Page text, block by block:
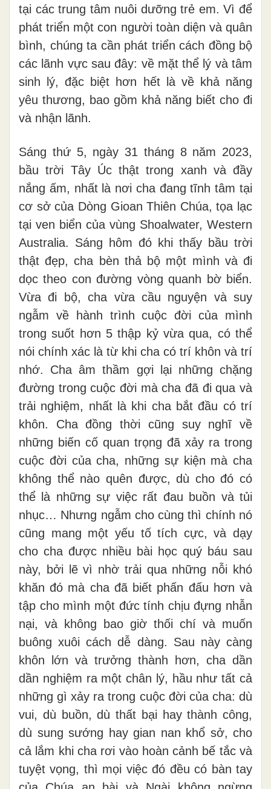
tại các trung tâm nuôi dưỡng trẻ em. Vì để
phát triển một con người toàn diện và quân
bình, chúng ta cần phát triển cách đồng bộ
các lãnh vực sau đây: về mặt thể lý và tâm
sinh lý, đặc biệt hơn hết là về khả năng
yêu thương, bao gồm khả năng biết cho đi
và nhận lãnh.
Sáng thứ 5, ngày 31 tháng 8 năm 2023,
bầu trời Tây Úc thật trong xanh và đầy
nắng ấm, nhất là nơi cha đang tĩnh tâm tại
cơ sở của Dòng Gioan Thiên Chúa, tọa lạc
tại ven biển của vùng Shoalwater, Western
Australia. Sáng hôm đó khi thấy bầu trời
thật đẹp, cha bèn thả bộ một mình và đi
dọc theo con đường vòng quanh bờ biển.
Vừa đi bộ, cha vừa cầu nguyện và suy
ngẫm về hành trình cuộc đời của mình
trong suốt hơn 5 thập kỷ vừa qua, có thể
nói chính xác là từ khi cha có trí khôn và trí
nhớ. Cha âm thầm gợi lại những chặng
đường trong cuộc đời mà cha đã đi qua và
trải nghiệm, nhất là khi cha bắt đầu có trí
khôn. Cha đồng thời cũng suy nghĩ về
những biến cố quan trọng đã xảy ra trong
cuộc đời của cha, những sự kiện mà cha
không thể nào quên được, dù cho đó có
thể là những sự việc rất đau buồn và tủi
nhục… Nhưng ngẫm cho cùng thì chính nó
cũng mang một yếu tố tích cực, và dạy
cho cha được nhiều bài học quý báu sau
này, bởi lẽ vì nhờ trải qua những nỗi khó
khăn đó mà cha đã biết phấn đấu hơn và
tập cho mình một đức tính chịu đựng nhẫn
nại, và không bao giờ thối chí và muốn
buông xuôi cách dễ dàng. Sau này càng
khôn lớn và trưởng thành hơn, cha dần
dần nghiệm ra một chân lý, hầu như tất cả
những gì xảy ra trong cuộc đời của cha: dù
vui, dù buồn, dù thất bại hay thành công,
dù sung sướng hay gian nan khổ sở, cho
cả lắm khi cha rơi vào hoàn cảnh bế tắc và
tuyệt vọng, thì mọi việc đó đều có bàn tay